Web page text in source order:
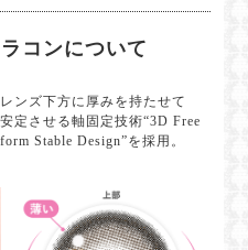
コンについて
レンズ下方に厚みを持たせて
安定させる軸固定技術“3D Free
form Stable Design”を採用。